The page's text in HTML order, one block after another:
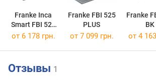
Franke Inca
Smart FBI 525
XS HCS
Franke FBI 525
PLUS
Franke
BK
от 6 178 грн. от 7 099 грн. от 4
Отзывы 1